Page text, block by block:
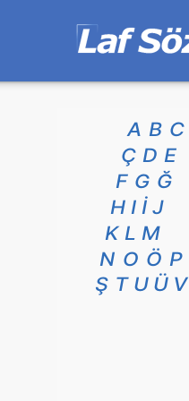
A B C
Ç D E
F G Ğ
H I İ J
K L M
N O Ö P
Ş T U Ü V